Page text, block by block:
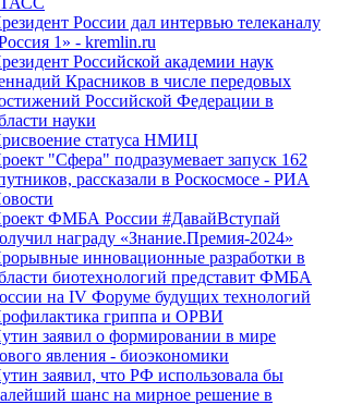
России дал интервью телеканалу
1» - kremlin.ru
Российской академии наук
Красников в числе передовых
Российской Федерации в
науки
статуса НМИЦ
"Сфера" подразумевает запуск 162
рассказали в Роскосмосе - РИА
ФМБА России #ДавайВступай
награду «Знание.Премия-2024»
инновационные разработки в
биотехнологий представит ФМБА
на IV Форуме будущих технологий
гриппа и ОРВИ
заявил о формировании в мире
явления - биоэкономики
заявил, что РФ использовала бы
шанс на мирное решение в